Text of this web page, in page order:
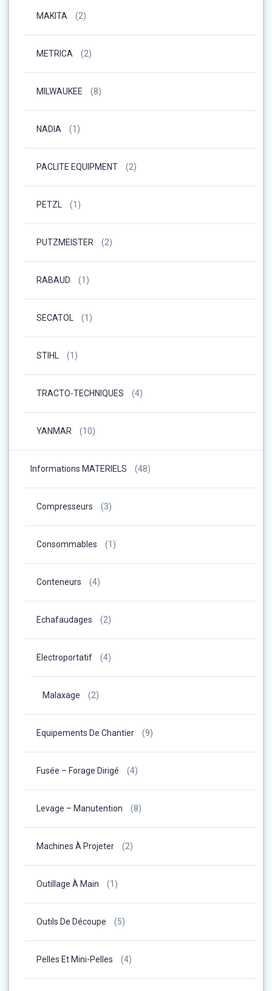
MAKITA (2)
METRICA (2)
MILWAUKEE (8)
NADIA (1)
PACLITE EQUIPMENT (2)
PETZL (1)
PUTZMEISTER (2)
RABAUD (1)
SECATOL (1)
STIHL (1)
TRACTO-TECHNIQUES (4)
YANMAR (10)
Informations MATERIELS (48)
Compresseurs (3)
Consommables (1)
Conteneurs (4)
Echafaudages (2)
Electroportatif (4)
Malaxage (2)
Equipements De Chantier (9)
Fusée – Forage Dirigé (4)
Levage – Manutention (8)
Machines À Projeter (2)
Outillage À Main (1)
Outils De Découpe (5)
Pelles Et Mini-Pelles (4)